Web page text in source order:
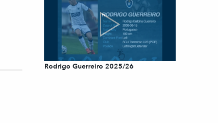
Rodrigo Guerreiro 2025/26